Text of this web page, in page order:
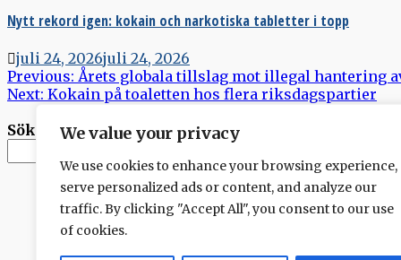
We value your privacy
We use cookies to enhance your browsing experience,
serve personalized ads or content, and analyze our
traffic. By clicking "Accept All", you consent to our use
of cookies.
Nytt rekord igen: kokain och narkotiska tabletter i topp
juli 24, 2026juli 24, 2026
Inläggsnavigering
Previous: Årets globala tillslag mot illegal hantering
Next: Kokain på toaletten hos flera riksdagspartier
Sök